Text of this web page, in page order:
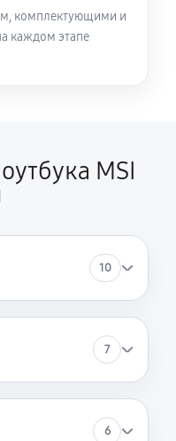
комплектующими и
каждом этапе
MSI
10
7
6